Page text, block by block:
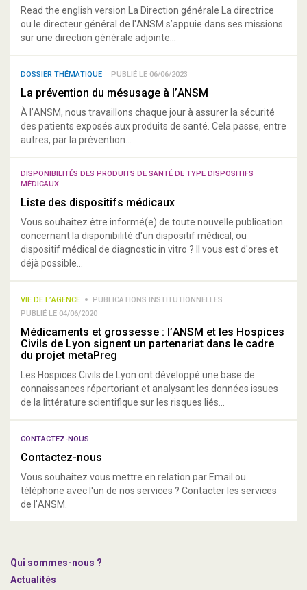
Read the english version La Direction générale La directrice
ou le directeur général de l'ANSM s’appuie dans ses missions
sur une direction générale adjointe...
DOSSIER THÉMATIQUE PUBLIÉ LE 06/06/2023
La prévention du mésusage à l’ANSM
À l’ANSM, nous travaillons chaque jour à assurer la sécurité
des patients exposés aux produits de santé. Cela passe, entre
autres, par la prévention...
DISPONIBILITÉS DES PRODUITS DE SANTÉ DE TYPE DISPOSITIFS
MÉDICAUX
Liste des dispositifs médicaux
Vous souhaitez être informé(e) de toute nouvelle publication
concernant la disponibilité d'un dispositif médical, ou
dispositif médical de diagnostic in vitro ? Il vous est d'ores et
déjà possible...
VIE DE L’AGENCE
PUBLICATIONS INSTITUTIONNELLES
PUBLIÉ LE 04/06/2020
Médicaments et grossesse : l’ANSM et les Hospices
Civils de Lyon signent un partenariat dans le cadre
du projet metaPreg
Les Hospices Civils de Lyon ont développé une base de
connaissances répertoriant et analysant les données issues
de la littérature scientifique sur les risques liés...
CONTACTEZ-NOUS
Contactez-nous
Vous souhaitez vous mettre en relation par Email ou
téléphone avec l'un de nos services ? Contacter les services
de l'ANSM.
Qui sommes-nous ?
Actualités